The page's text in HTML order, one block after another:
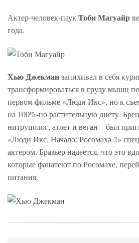
Актер-человек-паукТоби Магуайр
года.
Хью Джекманзапихивал в себя
трансформироваться в груду мышц
первом фильме «Люди Икс», но к
на 100%-но растительную диету.
нитруцолог, атлет и веган – был
«Люди Икс. Начало: Росомаха 2»
актером. Бразьер надеется, что это
которые фанатеют по Росомахе,
питания.